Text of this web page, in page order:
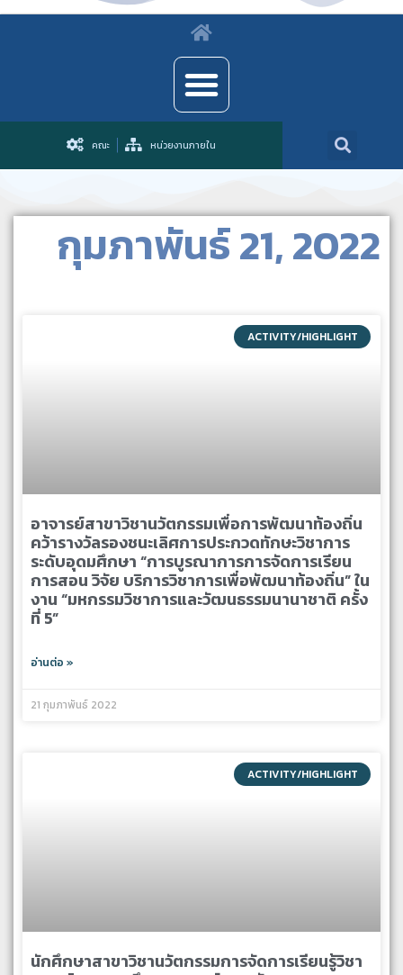
คณะ หน่วยงานภายใน
กุมภาพันธ์ 21, 2022
ACTIVITY/HIGHLIGHT
อาจารย์สาขาวิชานวัตกรรมเพื่อการพัฒนาท้องถิ่น
คว้ารางวัลรองชนะเลิศการประกวดทักษะวิชาการ
ระดับอุดมศึกษา “การบูรณาการการจัดการเรียน
การสอน วิจัย บริการวิชาการเพื่อพัฒนาท้องถิ่น” ใน
งาน “มหกรรมวิชาการและวัฒนธรรมนานาชาติ ครั้ง
ที่ 5”
อ่านต่อ »
21 กุมภาพันธ์ 2022
ACTIVITY/HIGHLIGHT
นักศึกษาสาขาวิชานวัตกรรมการจัดการเรียนรู้วิชา